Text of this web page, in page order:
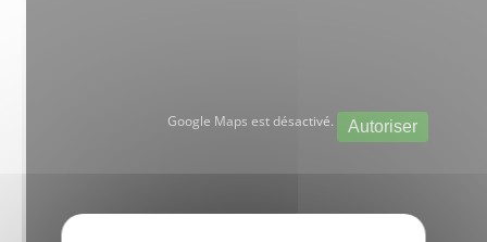
Google Maps est désactivé. Autoriser